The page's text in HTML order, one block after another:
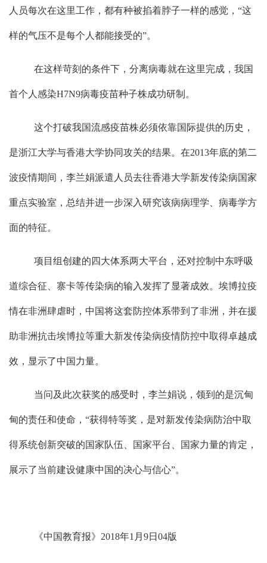
人员每次在这里工作，都有种被掐着脖子一样的感觉， “这
样的气压不是每个人都能接受的”。
在这样苛刻的条件下，分离病毒就在这里完成，我国
首个人感染H7N9病毒疫苗种子株成功研制。
这个打破我国流感疫苗株必须依靠国际提供的历史，
是浙江大学与香港大学协同攻关的结果。在2013年底的第二
波疫情期间，李兰娟派遣人员去往香港大学新发传染病国家
重点实验室，总结并进一步深入研究该病病理学、病毒学方
面的特征。
项目组创建的四大体系两大平台，还对控制中东呼吸
道综合征、寨卡等传染病的输入发挥了显著成效。埃博拉疫
情在非洲肆虐时，中国将这套防控体系带到了非洲，并在援
助非洲抗击埃博拉等重大新发传染病疫情防控中取得卓越成
效，显示了中国力量。
当问及此次获奖的感受时，李兰娟说，领到的是沉甸
甸的责任和使命， “获得特等奖，是对新发传染病防治中取
得系统创新突破的国家队伍、国家平台、国家力量的肯定，
展示了当前建设健康中国的决心与信心”。
《中国教育报》2018年1月9日04版